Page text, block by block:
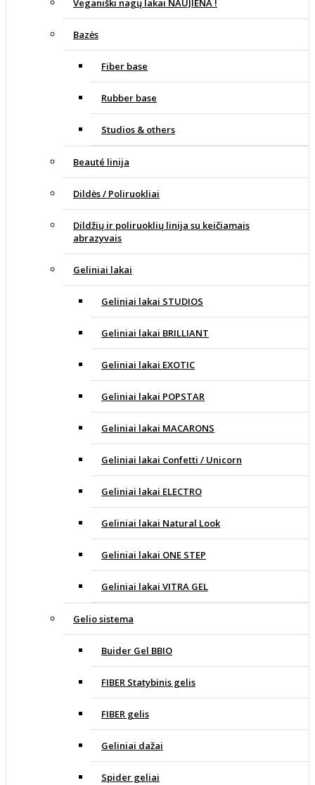
Veganiški nagų lakai NAUJIENA !
Bazės
Fiber base
Rubber base
Studios & others
Beauté linija
Dildės / Poliruokliai
Dildžių ir poliruoklių linija su keičiamais
abrazyvais
Geliniai lakai
Geliniai lakai STUDIOS
Geliniai lakai BRILLIANT
Geliniai lakai EXOTIC
Geliniai lakai POPSTAR
Geliniai lakai MACARONS
Geliniai lakai Confetti / Unicorn
Geliniai lakai ELECTRO
Geliniai lakai Natural Look
Geliniai lakai ONE STEP
Geliniai lakai VITRA GEL
Gelio sistema
Buider Gel BBIO
FIBER Statybinis gelis
FIBER gelis
Geliniai dažai
Spider geliai